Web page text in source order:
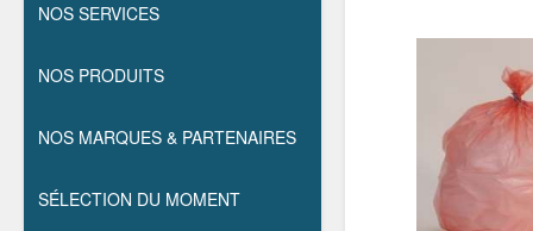
NOS SERVICES
NOS PRODUITS
NOS MARQUES & PARTENAIRES
SÉLECTION DU MOMENT